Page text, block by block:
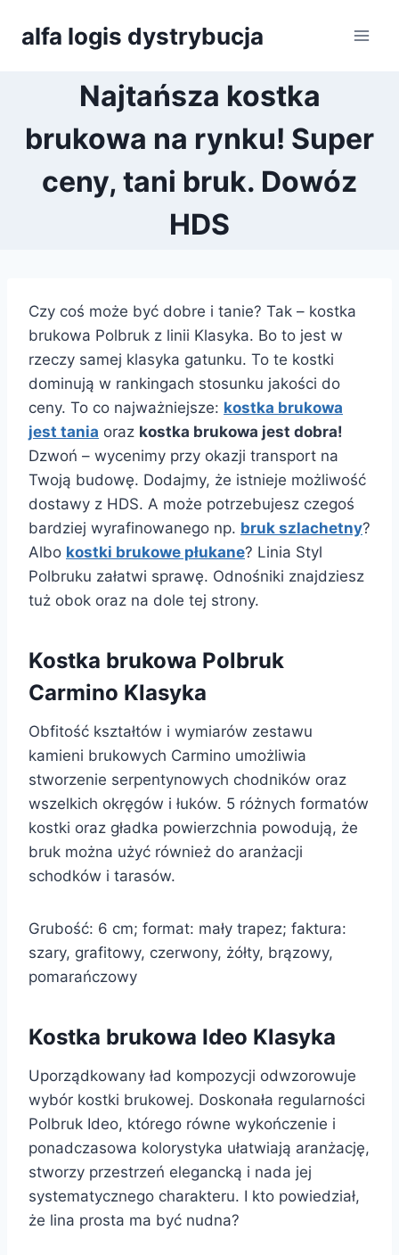
alfa logis dystrybucja
Najtańsza kostka
brukowa na rynku! Super
ceny, tani bruk. Dowóz
HDS
Czy coś może być dobre i tanie? Tak – kostka
brukowa Polbruk z linii Klasyka. Bo to jest w
rzeczy samej klasyka gatunku. To te kostki
dominują w rankingach stosunku jakości do
ceny. To co najważniejsze: kostka brukowa
jest tania oraz kostka brukowa jest dobra!
Dzwoń – wycenimy przy okazji transport na
Twoją budowę. Dodajmy, że istnieje możliwość
dostawy z HDS. A może potrzebujesz czegoś
bardziej wyrafinowanego np. bruk szlachetny?
Albo kostki brukowe płukane? Linia Styl
Polbruku załatwi sprawę. Odnośniki znajdziesz
tuż obok oraz na dole tej strony.
Kostka brukowa Polbruk
Carmino Klasyka
Obfitość kształtów i wymiarów zestawu
kamieni brukowych Carmino umożliwia
stworzenie serpentynowych chodników oraz
wszelkich okręgów i łuków. 5 różnych formatów
kostki oraz gładka powierzchnia powodują, że
bruk można użyć również do aranżacji
schodków i tarasów.
Grubość: 6 cm; format: mały trapez; faktura:
szary, grafitowy, czerwony, żółty, brązowy,
pomarańczowy
Kostka brukowa Ideo Klasyka
Uporządkowany ład kompozycji odwzorowuje
wybór kostki brukowej. Doskonała regularności
Polbruk Ideo, którego równe wykończenie i
ponadczasowa kolorystyka ułatwiają aranżację,
stworzy przestrzeń elegancką i nada jej
systematycznego charakteru. I kto powiedział,
że lina prosta ma być nudna?